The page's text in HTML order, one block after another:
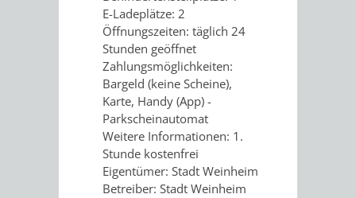
AUSFLUGSZIELE
KLEINSTADTPERLEN
KNEIPP-
E-Ladeplätze: 2
Öffnungszeiten: täglich 24
Stunden geöffnet
Zahlungsmöglichkeiten:
Bargeld (keine Scheine),
Karte, Handy (App) -
Parkscheinautomat
Weitere Informationen: 1.
Stunde kostenfrei
Eigentümer: Stadt Weinheim
Betreiber: Stadt Weinheim